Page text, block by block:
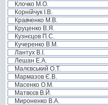
Клочко М.О.
Корнійчук І.В.
Кравченко М.В.
Круценко В.Я.
Кузнєцов П.С.
Кучеренко В.М.
Лантух В.І.
Лешан Е.А.
Малєвський О.Т.
Мармазов Є.В.
Масенко О.М.
Матвєєв В.Й.
Мироненко В.А.